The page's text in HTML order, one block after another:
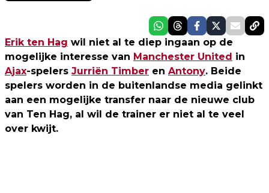
Erik ten Hag wil niet al te diep ingaan op de
mogelijke interesse van Manchester United in
Ajax-spelers Jurriën Timber en Antony. Beide
spelers worden in de buitenlandse media gelinkt
aan een mogelijke transfer naar de nieuwe club
van Ten Hag, al wil de trainer er niet al te veel
over kwijt.